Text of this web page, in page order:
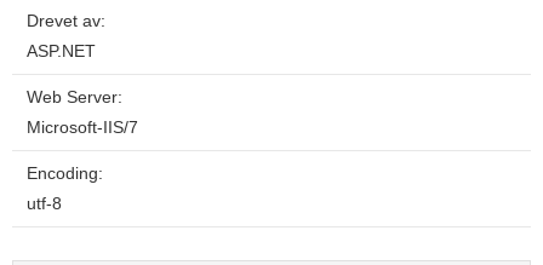
Drevet av:
ASP.NET
Web Server:
Microsoft-IIS/7
Encoding:
utf-8